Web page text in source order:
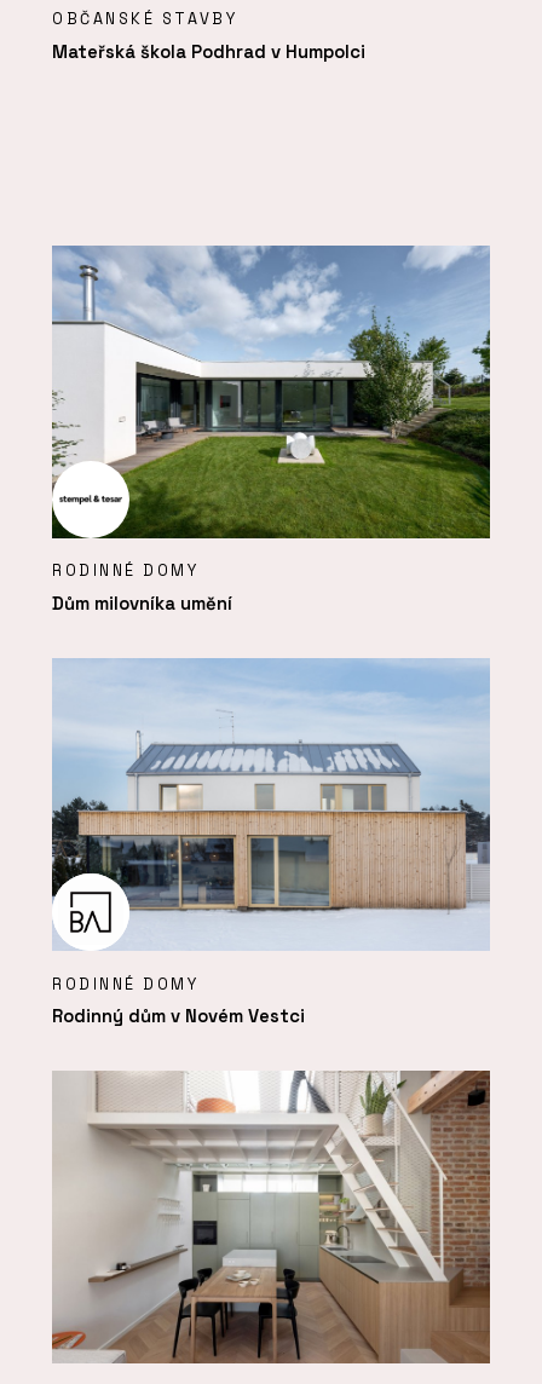
OBČANSKÉ STAVBY
Mateřská škola Podhrad v Humpolci
RODINNÉ DOMY
Dům milovníka umění
RODINNÉ DOMY
Rodinný dům v Novém Vestci